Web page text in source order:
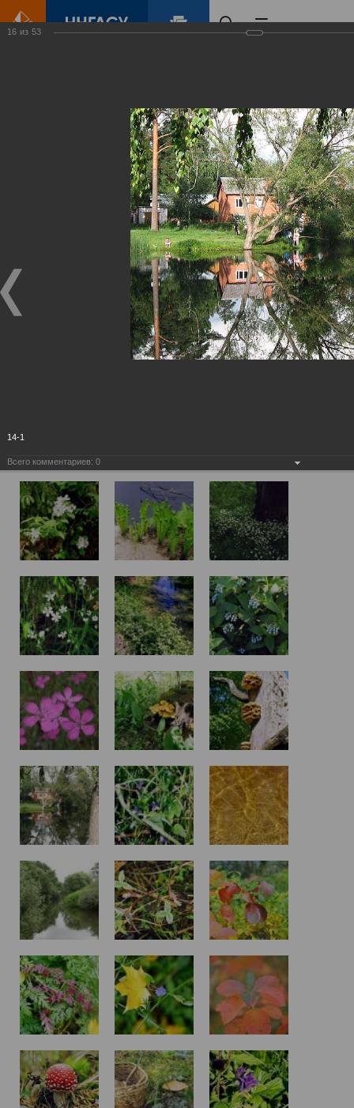
Виртуальные
выставки
(фотоальбомы)
16 из 53
14-1
Всего комментариев: 0